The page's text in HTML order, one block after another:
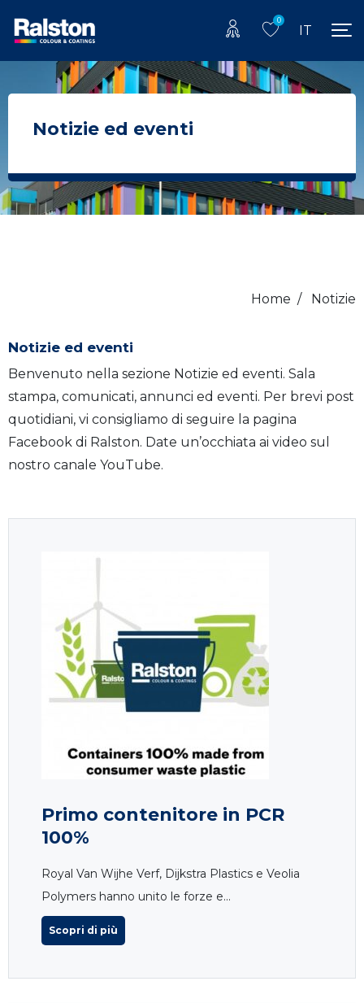
0
IT
Notizie ed eventi
Home / Notizie
Notizie ed eventi
Benvenuto nella sezione Notizie ed eventi. Sala
stampa, comunicati, annunci ed eventi. Per brevi post
quotidiani, vi consigliamo di seguire la pagina
Facebook di Ralston. Date un’occhiata ai video sul
nostro canale YouTube.
Primo contenitore in PCR
100%
Royal Van Wijhe Verf, Dijkstra Plastics e Veolia
Polymers hanno unito le forze e...
Scopri di più